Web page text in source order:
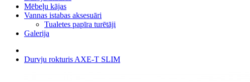
Mēbeļu kājas
Vannas istabas aksesuāri
Tualetes papīra turētāji
Galerija
Durvju rokturis AXE-T SLIM